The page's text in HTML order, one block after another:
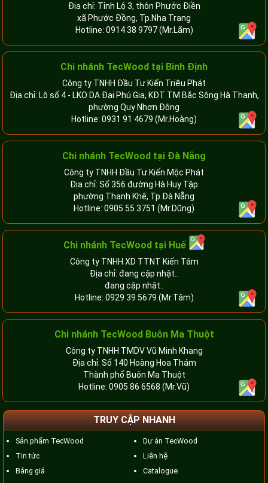
Địa chỉ: Tỉnh Lộ 3, thôn Phước Điền
xã Phước Đồng, Tp.Nha Trang
Hotline: 0914 38 9797(Mr.Lãm)
Chi nhánh TecWood tại Bình Định
Công ty TNHH Đầu Tư Kiến Triệu Phát
Địa chỉ: Lô số 4 - LKO DA Đại Phú Gia, KĐT TM Bắc Sông Hà Thanh,
phường Quy Nhơn Đông
Hotline: 0931 91 4679 (Mr.Hoàng)
Chi nhánh TecWood tại Đà Nẵng
Công ty TNHH Đầu Tư Kiến Mộc Phát
Địa chỉ: Số 356 đường Hà Huy Tập
phường Thanh Khê, Tp.Đà Nẵng
Hotline: 0905 55 3751 (Mr.Dũng)
Chi nhánh TecWood tại Huế
Công ty TNHH XD TTNT Kiến Tâm
Địa chỉ: đang cập nhật..
đang cập nhật..
Hotline: 0929 39 5679 (Mr.Tâm)
Chi nhánh TecWood Buôn Ma Thuột
Công ty TNHH TMDV Vũ Minh Khang
Địa chỉ: Số 140 Hoàng Hoa Thám
Thành phố Buôn Ma Thuột
Hotline: 0905 86 6568 (Mr.Vũ)
TRUY CẬP NHANH
Sản phẩm TecWood
Tin tức
Bảng giá
Dự án TecWood
Liên hệ
Catalogue